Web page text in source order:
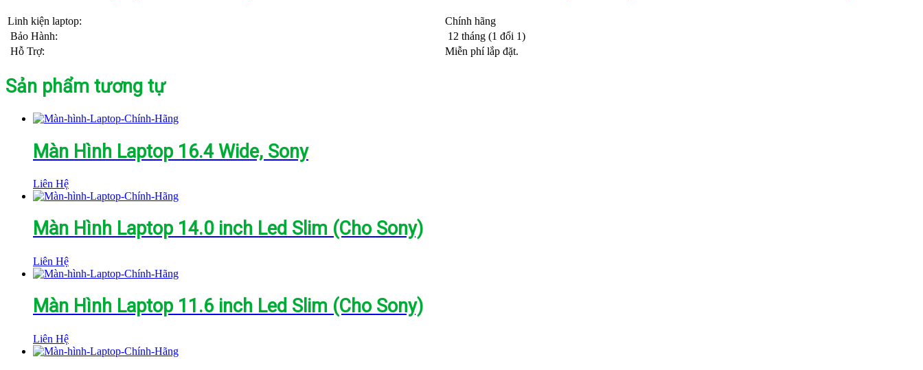
Linh kiện laptop:
Chính hãng
Bảo Hành:
12 tháng (1 đổi 1)
Hỗ Trợ:
Miễn phí lắp đặt.
Sản phẩm tương tự
Màn Hình Laptop 16.4 Wide, Sony
Liên Hệ
Màn Hình Laptop 14.0 inch Led Slim (Cho Sony)
Liên Hệ
Màn Hình Laptop 11.6 inch Led Slim (Cho Sony)
Liên Hệ